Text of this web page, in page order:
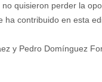
quisieron perder la
ha contribuido en esta
y Pedro Domínguez